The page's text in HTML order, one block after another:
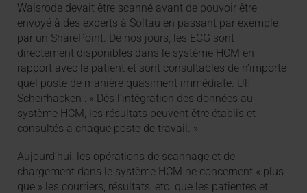
Walsrode devait être scanné avant de pouvoir être
envoyé à des experts à Soltau en passant par exemple
par un SharePoint. De nos jours, les ECG sont
directement disponibles dans le système HCM en
rapport avec le patient et sont consultables de n’importe
quel poste de manière quasiment immédiate. Ulf
Scheifhacken : « Dès l’intégration des données au
système HCM, les résultats peuvent être établis et
consultés à chaque poste de travail. »
Aujourd’hui, les opérations de scannage et de
chargement dans le système HCM ne concernent « plus
que » les courriers, résultats, etc. que les patientes et